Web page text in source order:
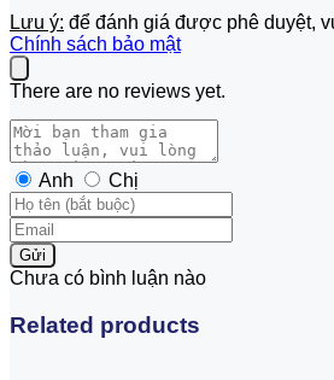
Lưu ý: để đánh giá được phê duyệt,
Chính sách bảo mật
There are no reviews yet.
Anh Chị
Gửi
Chưa có bình luận nào
Related products